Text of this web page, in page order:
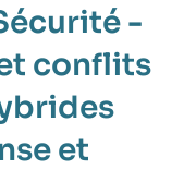
-
conflits
et